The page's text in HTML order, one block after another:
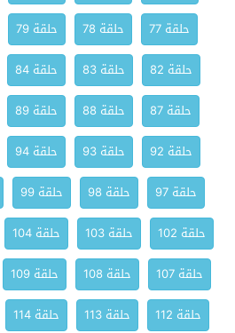
حلقة 77
حلقة 78 حلقة 79
حلقة 82
حلقة 83 حلقة 84
حلقة 87
حلقة 88 حلقة 89
حلقة 92
حلقة 93 حلقة 94
حلقة 97
حلقة 98 حلقة 99
حلقة 102
حلقة 103 حلقة 104
حلقة 107
حلقة 108 حلقة 109
حلقة 112
حلقة 113 حلقة 114